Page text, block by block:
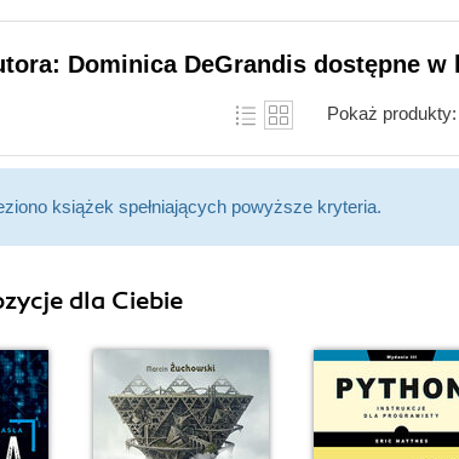
Dominica DeGrandis dostępne w
Pokaż produkty:
książek spełniających powyższe kryteria.
dla Ciebie